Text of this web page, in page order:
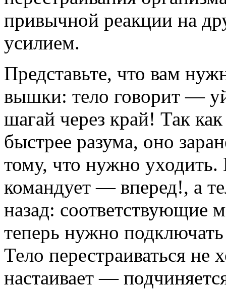
привычной реакции на
усилием.
Представьте, что вам
вышки: тело говорит —
шагай через край! Так
быстрее разума, оно
тому, что нужно
командует — вперед!, а
назад:
теперь нужно
Тело перестраиваться не
настаивает —